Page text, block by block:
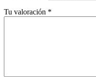
Tu valoración *